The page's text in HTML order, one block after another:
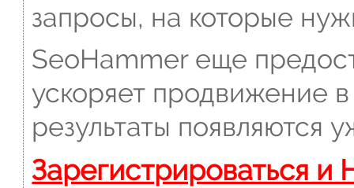
запросы, на которые
SeoHammer еще
ускоряет продвижение
результаты появляются
Зарегистрироваться и